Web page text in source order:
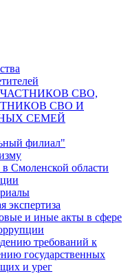
СВО,
СВО И
СЕМЕЙ
филиал"
Смоленской области
экспертиза
и иные акты в сфере
требований к
государственных
и урег